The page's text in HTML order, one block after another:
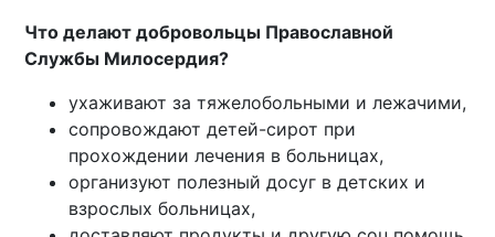
Что делают добровольцы Православной
Службы Милосердия?
ухаживают за тяжелобольными и лежачими,
сопровождают детей-сирот при
прохождении лечения в больницах,
организуют полезный досуг в детских и
взрослых больницах,